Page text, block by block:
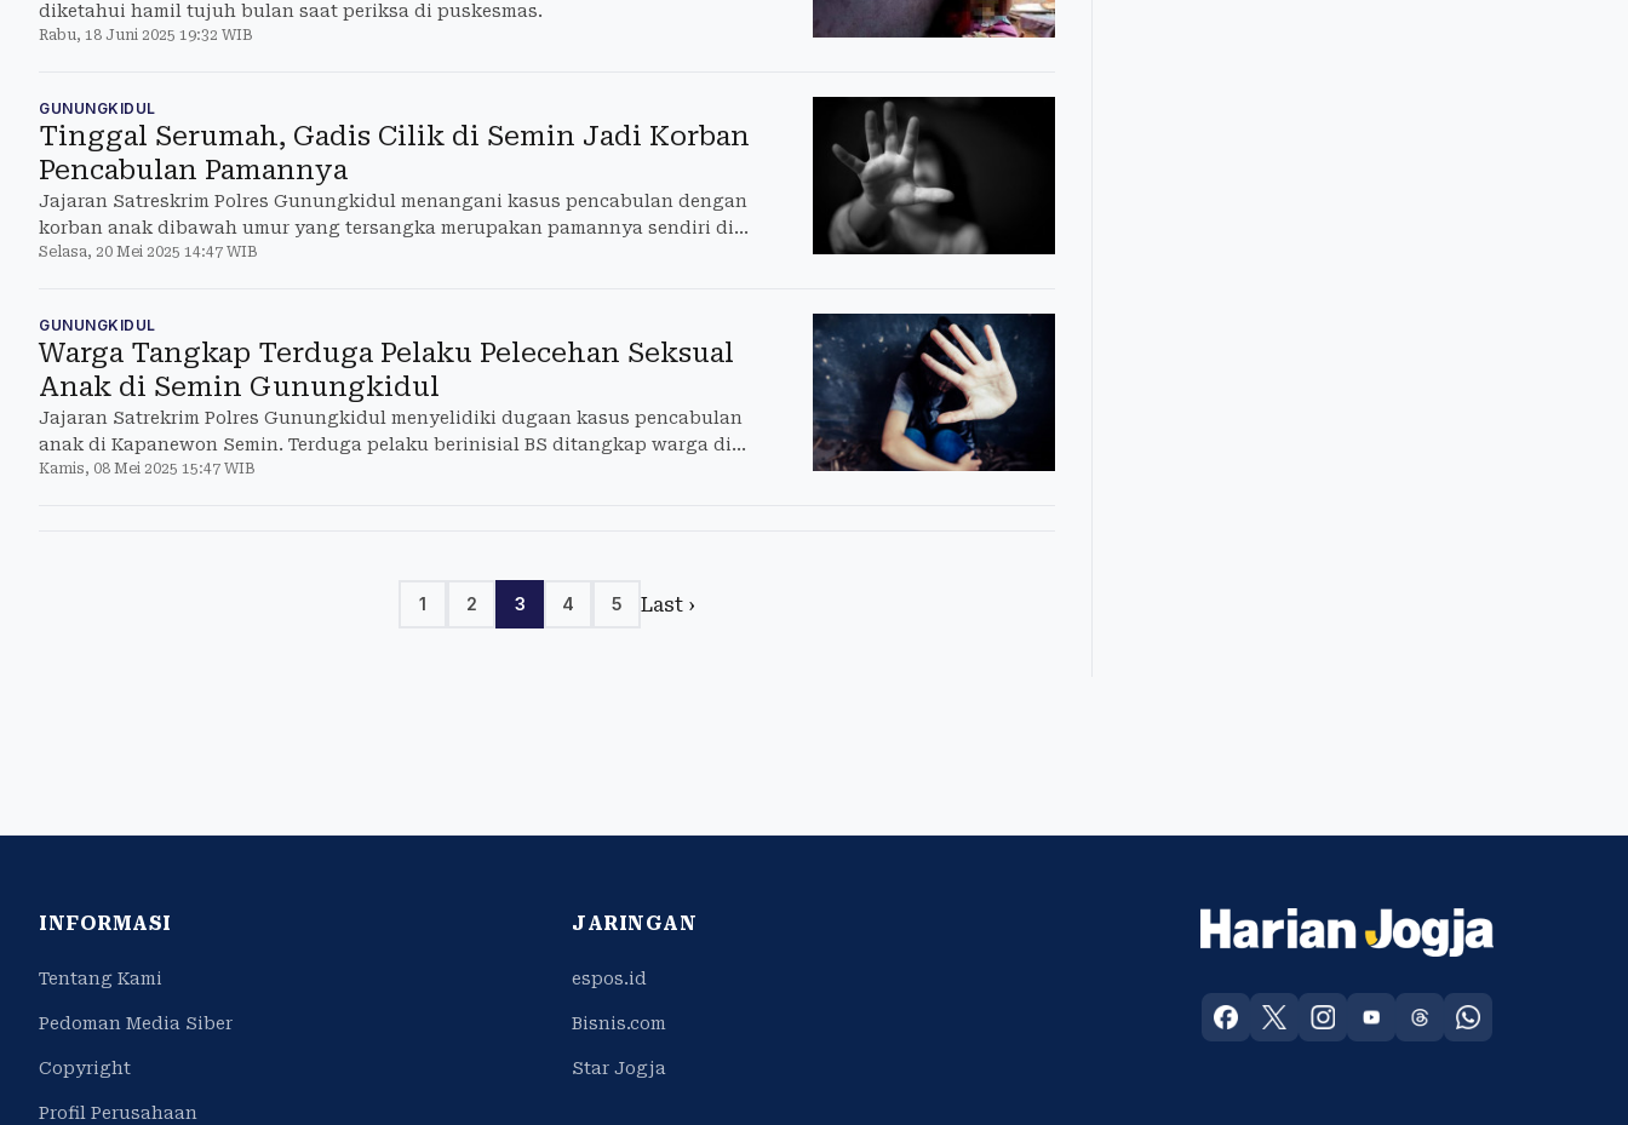
diketahui hamil tujuh bulan saat periksa di puskesmas.
Rabu, 18 Juni 2025 19:32 WIB
GUNUNGKIDUL
Tinggal Serumah, Gadis Cilik di Semin Jadi Korban
Pencabulan Pamannya
Jajaran Satreskrim Polres Gunungkidul menangani kasus pencabulan dengan
korban anak dibawah umur yang tersangka merupakan pamannya sendiri di
Kapanewon Semin.
Selasa, 20 Mei 2025 14:47 WIB
GUNUNGKIDUL
Warga Tangkap Terduga Pelaku Pelecehan Seksual
Anak di Semin Gunungkidul
Jajaran Satrekrim Polres Gunungkidul menyelidiki dugaan kasus pencabulan
anak di Kapanewon Semin. Terduga pelaku berinisial BS ditangkap warga di
Cawas, Jateng.
Kamis, 08 Mei 2025 15:47 WIB
1 2 3 4 5 Last ›
INFORMASI
Tentang Kami
Pedoman Media Siber
Copyright
Profil Perusahaan
JARINGAN
espos.id
Bisnis.com
Star Jogja